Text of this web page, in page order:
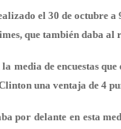
el 30 de octubre
que también daba al
la media de encuestas
una ventaja de 4
por delante en esta